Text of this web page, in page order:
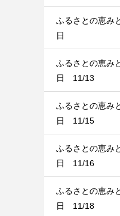
ふるさとの恵み
日
ふるさとの恵み
日 11/13
ふるさとの恵み
日 11/15
ふるさとの恵み
日 11/16
ふるさとの恵み
日 11/18